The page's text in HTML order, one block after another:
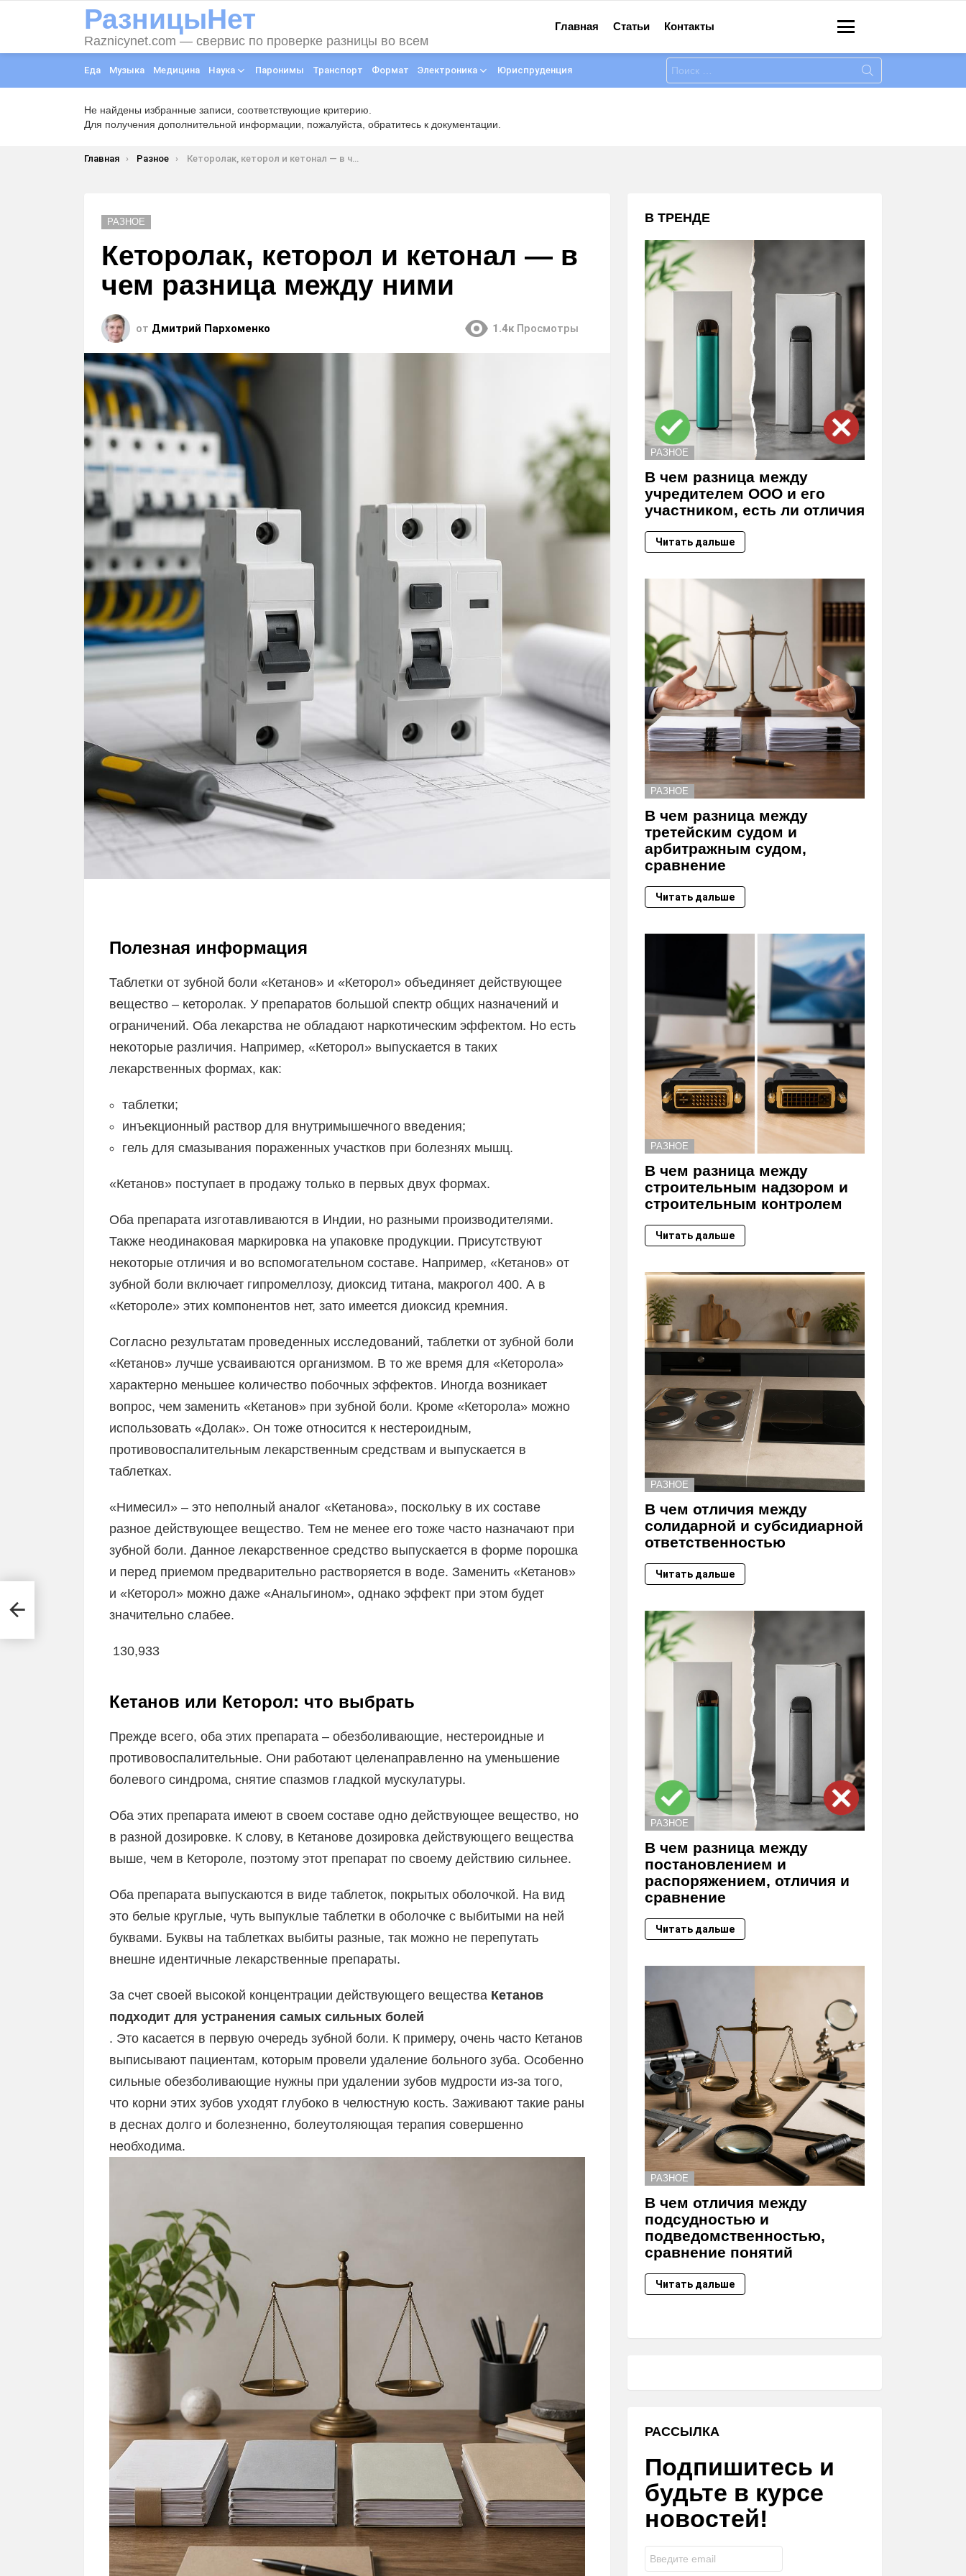
РазницыНет
Raznicynet.com — свервис по проверке разницы во всем
Главная Статьи Контакты
Еда Музыка Медицина Наука Паронимы Транспорт Формат Электроника Юриспруденция
Искать:
Не найдены избранные записи, соответствующие критерию.
Для получения дополнительной информации, пожалуйста, обратитесь к документации.
Вы здесь:
Главная Разное Кеторолак, кеторол и кетонал — в чем разница между ними
РАЗНОЕ
Кеторолак, кеторол и кетонал — в
чем разница между ними
от Дмитрий Пархоменко 1.4к Просмотры
Полезная информация
Таблетки от зубной боли «Кетанов» и «Кеторол» объединяет действующее
вещество – кеторолак. У препаратов большой спектр общих назначений и
ограничений. Оба лекарства не обладают наркотическим эффектом. Но есть
некоторые различия. Например, «Кеторол» выпускается в таких
лекарственных формах, как:
таблетки;
инъекционный раствор для внутримышечного введения;
гель для смазывания пораженных участков при болезнях мышц.
«Кетанов» поступает в продажу только в первых двух формах.
Оба препарата изготавливаются в Индии, но разными производителями.
Также неодинаковая маркировка на упаковке продукции. Присутствуют
некоторые отличия и во вспомогательном составе. Например, «Кетанов» от
зубной боли включает гипромеллозу, диоксид титана, макрогол 400. А в
«Кетороле» этих компонентов нет, зато имеется диоксид кремния.
Согласно результатам проведенных исследований, таблетки от зубной боли
«Кетанов» лучше усваиваются организмом. В то же время для «Кеторола»
характерно меньшее количество побочных эффектов. Иногда возникает
вопрос, чем заменить «Кетанов» при зубной боли. Кроме «Кеторола» можно
использовать «Долак». Он тоже относится к нестероидным,
противовоспалительным лекарственным средствам и выпускается в
таблетках.
«Нимесил» – это неполный аналог «Кетанова», поскольку в их составе
разное действующее вещество. Тем не менее его тоже часто назначают при
зубной боли. Данное лекарственное средство выпускается в форме порошка
и перед приемом предварительно растворяется в воде. Заменить «Кетанов»
и «Кеторол» можно даже «Анальгином», однако эффект при этом будет
значительно слабее.
130,933
Кетанов или Кеторол: что выбрать
Прежде всего, оба этих препарата – обезболивающие, нестероидные и
противовоспалительные. Они работают целенаправленно на уменьшение
болевого синдрома, снятие спазмов гладкой мускулатуры.
Оба этих препарата имеют в своем составе одно действующее вещество, но
в разной дозировке. К слову, в Кетанове дозировка действующего вещества
выше, чем в Кетороле, поэтому этот препарат по своему действию сильнее.
Оба препарата выпускаются в виде таблеток, покрытых оболочкой. На вид
это белые круглые, чуть выпуклые таблетки в оболочке с выбитыми на ней
буквами. Буквы на таблетках выбиты разные, так можно не перепутать
внешне идентичные лекарственные препараты.
За счет своей высокой концентрации действующего вещества Кетанов
подходит для устранения самых сильных болей
. Это касается в первую очередь зубной боли. К примеру, очень часто Кетанов
выписывают пациентам, которым провели удаление больного зуба. Особенно
сильные обезболивающие нужны при удалении зубов мудрости из-за того,
что корни этих зубов уходят глубоко в челюстную кость. Заживают такие раны
в деснах долго и болезненно, болеутоляющая терапия совершенно
необходима.
В ТРЕНДЕ
РАЗНОЕ
В чем разница между
учредителем ООО и его
участником, есть ли отличия
Читать дальше
РАЗНОЕ
В чем разница между
третейским судом и
арбитражным судом,
сравнение
Читать дальше
РАЗНОЕ
В чем разница между
строительным надзором и
строительным контролем
Читать дальше
РАЗНОЕ
В чем отличия между
солидарной и субсидиарной
ответственностью
Читать дальше
РАЗНОЕ
В чем разница между
постановлением и
распоряжением, отличия и
сравнение
Читать дальше
РАЗНОЕ
В чем отличия между
подсудностью и
подведомственностью,
сравнение понятий
Читать дальше
РАССЫЛКА
Подпишитесь и
будьте в курсе
новостей!